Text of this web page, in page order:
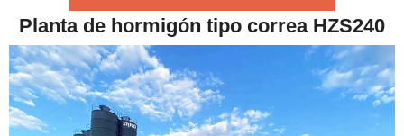
Planta de hormigón tipo correa HZS240